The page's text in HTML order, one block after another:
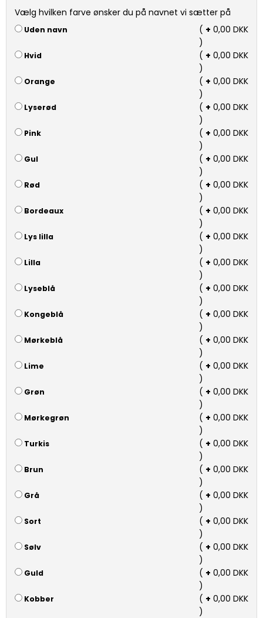
Vælg hvilken farve ønsker du på navnet vi sætter på
Uden navn ( + 0,00 DKK
)
Hvid ( + 0,00 DKK
)
Orange ( + 0,00 DKK
)
Lyserød ( + 0,00 DKK
)
Pink ( + 0,00 DKK
)
Gul ( + 0,00 DKK
)
Rød ( + 0,00 DKK
)
Bordeaux ( + 0,00 DKK
)
Lys lilla ( + 0,00 DKK
)
Lilla ( + 0,00 DKK
)
Lyseblå ( + 0,00 DKK
)
Kongeblå ( + 0,00 DKK
)
Mørkeblå ( + 0,00 DKK
)
Lime ( + 0,00 DKK
)
Grøn ( + 0,00 DKK
)
Mørkegrøn ( + 0,00 DKK
)
Turkis ( + 0,00 DKK
)
Brun ( + 0,00 DKK
)
Grå ( + 0,00 DKK
)
Sort ( + 0,00 DKK
)
Sølv ( + 0,00 DKK
)
Guld ( + 0,00 DKK
)
Kobber ( + 0,00 DKK
)